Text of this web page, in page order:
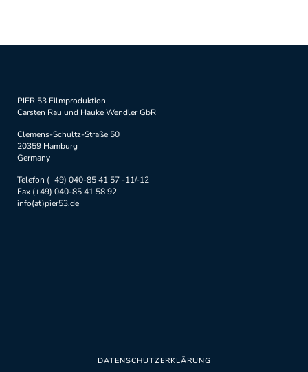
PIER 53 Filmproduktion
Carsten Rau und Hauke Wendler GbR
Clemens-Schultz-Straße 50
20359 Hamburg
Germany
Telefon (+49) 040-85 41 57 -11/-12
Fax (+49) 040-85 41 58 92
info(at)pier53.de
DATENSCHUTZERKLÄRUNG